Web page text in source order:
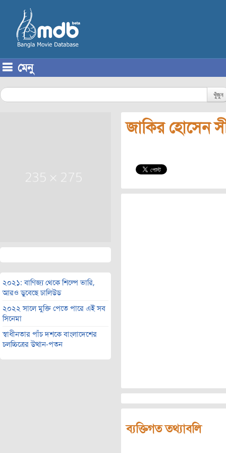
মেনু
খুঁজুন
২০২১: বাণিজ্য থেকে শিল্পে ভারি,
আরও ডুবেছে ঢালিউড
২০২২ সালে মুক্তি পেতে পারে এই সব
সিনেমা
স্বাধীনতার পাঁচ দশকে বাংলাদেশের
চলচ্চিত্রের উত্থান-পতন
জাকির হোসেন
ব্যক্তিগত তথ্যাবলি